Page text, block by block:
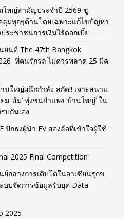
หญ่สามัญประจำปี 2569 ชู
มทุกๆด้านโดยเฉพาะแก้ไขปัญหา
ระชาชนการเงินไร้ดอกเบี้ย
ยนต์ The 47th Bangkok
ที่คนรักรถ ไม่ควรพลาด 25 มีค.
ใหญ่ผนึกกำลัง สกัด!! เจาะสนาม
‘ส้ม’ พุ่งชนกำแพง ‘บ้านใหญ่’ ใน
บกันเอง
ปักธงผู้นำ EV สองล้อที่เข้าใจผู้ใช้
2025 Final Competition
ย์กลางการเติบโตในอาเซียนรุกข
บบจัดการข้อมูลรับยุค Data
2025